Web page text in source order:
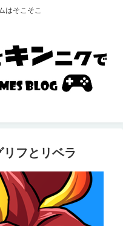
はそこそこ
フとリベラ